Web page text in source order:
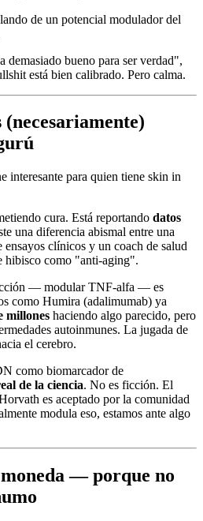
de un potencial modulador del
demasiado bueno para ser verdad",
está bien calibrado. Pero calma.
(necesariamente)
interesante para quien tiene skin in
cura. Está reportando datos
una diferencia abismal entre una
ensayos clínicos y un coach de salud
hibisco como "anti-aging".
— modular TNF-alfa — es
como Humira (adalimumab) ya
millones haciendo algo parecido, pero
autoinmunes. La jugada de
el cerebro.
como biomarcador de
de la ciencia. No es ficción. El
es aceptado por la comunidad
modula eso, estamos ante algo
— porque no